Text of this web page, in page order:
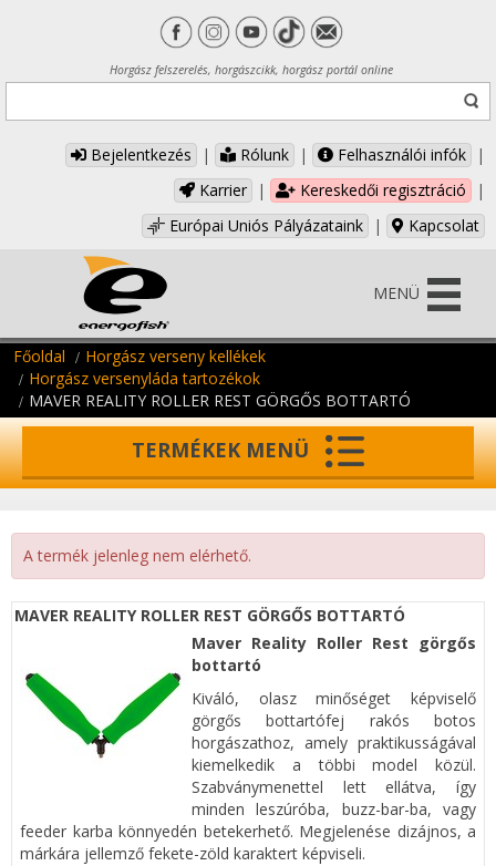
Horgász felszerelés, horgászcikk, horgász portál online
Bejelentkezés | Rólunk | Felhasználói infók
|
Karrier
| Kereskedői regisztráció
|
Európai Uniós Pályázataink
| Kapcsolat
MENÜ
Főoldal
Horgász verseny kellékek
Horgász versenyláda tartozékok
MAVER REALITY ROLLER REST GÖRGŐS BOTTARTÓ
TERMÉKEK MENÜ
A termék jelenleg nem elérhető.
MAVER REALITY ROLLER REST GÖRGŐS BOTTARTÓ
Maver Reality Roller Rest görgős
bottartó
Kiváló, olasz minőséget képviselő
görgős bottartófej rakós botos
horgászathoz, amely praktikusságával
kiemelkedik a többi model közül.
Szabványmenettel lett ellátva, így
minden leszúróba, buzz-bar-ba, vagy
feeder karba könnyedén betekerhető. Megjelenése dizájnos, a
márkára jellemző fekete-zöld karaktert képviseli.